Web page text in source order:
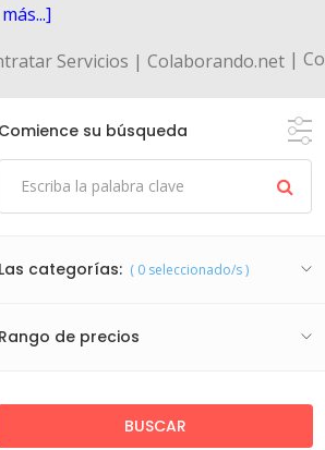
|
Comience su búsqueda
Las categorías: ( 0 seleccionado/s )
Rango de precios